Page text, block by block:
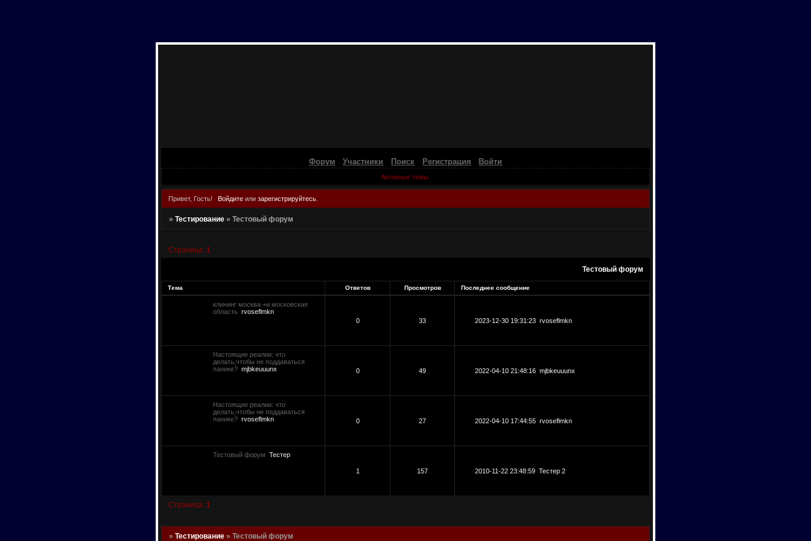
Форум Участники Поиск Регистрация Войти
Активные темы
Привет, Гость! Войдитеили зарегистрируйтесь.
»Тестирование »Тестовый форум
Тестовый форум
Страница:1
Тема Ответов Просмотров Последнее сообщение
клининг москва +и московская
область rvoseflmkn
0
33 2023-12-30 19:31:23 rvoseflmkn
Настоящие реалии: что
делать,чтобы не поддаваться
панике? mjbkeuuunx 0 49 2022-04-10 21:48:16 mjbkeuuunx
Настоящие реалии: что
делать,чтобы не поддаваться
панике? rvoseflmkn 0 27 2022-04-10 17:44:55 rvoseflmkn
Тестовый форум Тестер
1 157 2010-11-22 23:48:59 Тестер 2
Страница: 1
»Тестирование »Тестовый форум